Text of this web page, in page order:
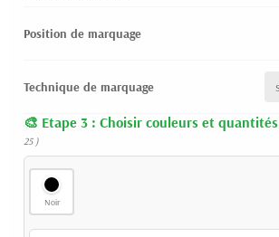
Position de marquage
Technique de marquage
Etape 3 : Choisir couleurs et quantités
25 )
Noir